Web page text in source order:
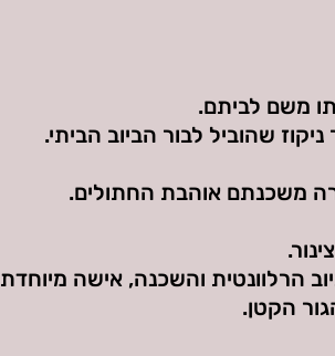
משם לביתם.
שהוביל לבור הביוב הביתי.
משכנתם אוהבת החתולים.
הרלוונטית והשכנה, אישה מיוחדת
הקטן.